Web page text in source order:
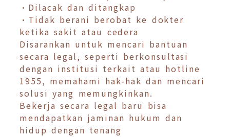
•Dilacak dan ditangkap
•Tidak berani berobat ke dokter
ketika sakit atau cedera
Disarankan untuk mencari bantuan
secara legal, seperti berkonsultasi
dengan institusi terkait atau hotline
1955, memahami hak-hak dan mencari
solusi yang memungkinkan.
Bekerja secara legal baru bisa
mendapatkan jaminan hukum dan
hidup dengan tenang